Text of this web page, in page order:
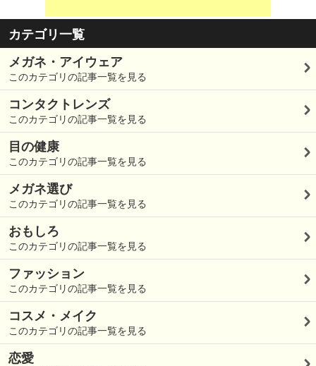
カテゴリ一覧
メガネ・アイウェア
このカテゴリの記事一覧を見る
コンタクトレンズ
このカテゴリの記事一覧を見る
目の健康
このカテゴリの記事一覧を見る
メガネ選び
このカテゴリの記事一覧を見る
おもしろ
このカテゴリの記事一覧を見る
ファッション
このカテゴリの記事一覧を見る
コスメ・メイク
このカテゴリの記事一覧を見る
恋愛